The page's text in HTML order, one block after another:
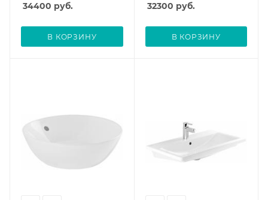
34400 руб.
В КОРЗИНУ
32300 руб.
В КОРЗИНУ